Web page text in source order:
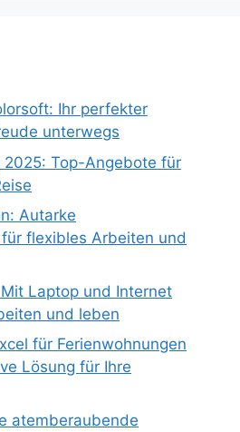
Ihr perfekter
unterwegs
2025: Top-Angebote für
Autarke
flexibles Arbeiten und
Laptop und Internet
und leben
für Ferienwohnungen
Lösung für Ihre
atemberaubende